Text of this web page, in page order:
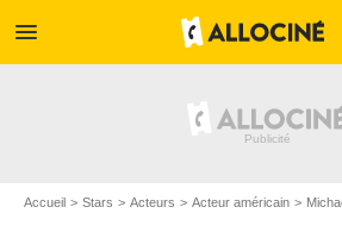
menu
Accueil Stars Acteurs Acteur américain